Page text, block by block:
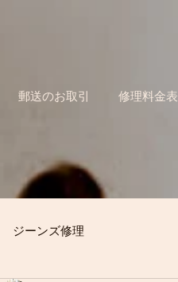
郵送のお取引 修理料金表
ジーンズ修理